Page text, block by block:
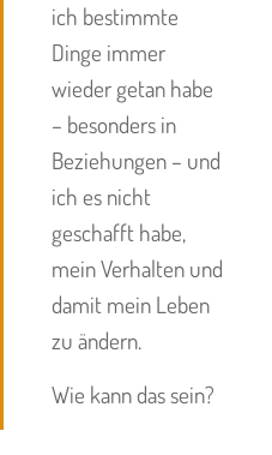
ich bestimmte
Dinge immer
wieder getan habe
– besonders in
Beziehungen – und
ich es nicht
geschafft habe,
mein Verhalten und
damit mein Leben
zu ändern.
Wie kann das sein?